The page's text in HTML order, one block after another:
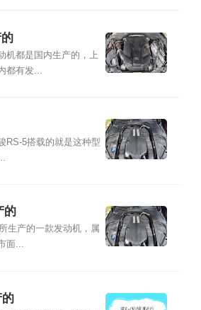
机都是国内生产的，上
都有发...
RS-5搭载的就是这种型
的
生产的一款发动机，属
面...